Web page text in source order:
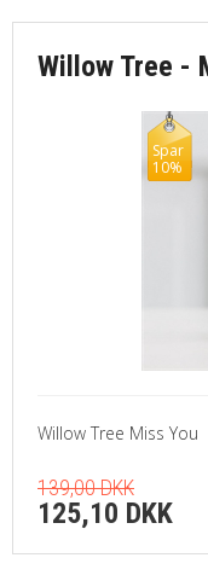
Willow Tree -
Spar
10%
Willow Tree Miss You
139,00 DKK
125,10 DKK